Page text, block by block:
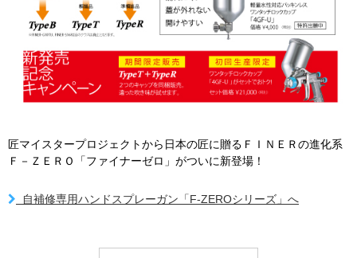
匠マイスタープロジェクトから日本の匠に贈るＦＩＮＥＲの進化系
Ｆ－ＺＥＲＯ「ファイナーゼロ」がついに新登場！
自補修専用ハンドスプレーガン「F-ZEROシリーズ」へ